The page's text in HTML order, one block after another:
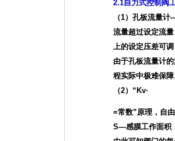
2.1自力式控制阀
（1）孔板流量
流量超过设定流
上的设定压差可
由于孔板流量计
程实际中极难保
（2）“Kv·
=常数”原理，自
S—感膜工作面积